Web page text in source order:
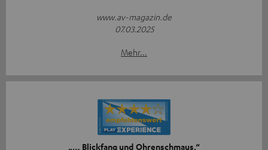
www.av-magazin.de
07.03.2025
Mehr...
„… Blickfang und Ohrenschmaus.“